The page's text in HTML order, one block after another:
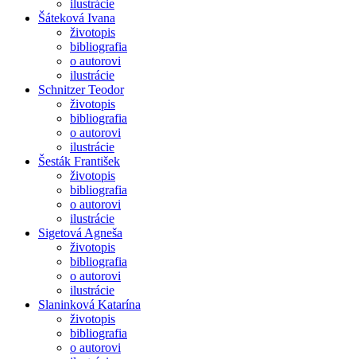
ilustrácie
Šáteková Ivana
životopis
bibliografia
o autorovi
ilustrácie
Schnitzer Teodor
životopis
bibliografia
o autorovi
ilustrácie
Šesták František
životopis
bibliografia
o autorovi
ilustrácie
Sigetová Agneša
životopis
bibliografia
o autorovi
ilustrácie
Slaninková Katarína
životopis
bibliografia
o autorovi